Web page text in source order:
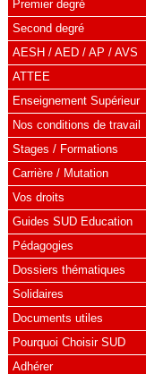
Premier degré
Second degré
AESH / AED / AP / AVS
ATTEE
Enseignement Supérieur
Nos conditions de travail
Stages / Formations
Carrière / Mutation
Vos droits
Guides SUD Education
Pédagogies
Dossiers thématiques
Solidaires
Documents utiles
Pourquoi Choisir SUD
Adhérer